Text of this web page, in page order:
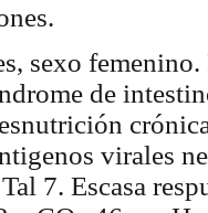
sexo
de
virales
7. Escasa